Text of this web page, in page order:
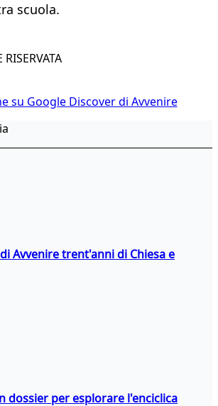
scuola.
su Google Discover di Avvenire
Avvenire trent'anni di Chiesa e
dossier per esplorare l'enciclica